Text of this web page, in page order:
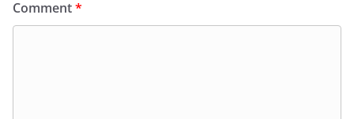
Comment*